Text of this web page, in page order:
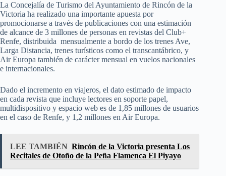
La Concejalía de Turismo del Ayuntamiento de Rincón de la
Victoria ha realizado una importante apuesta por
promocionarse a través de publicaciones con una estimación
de alcance de 3 millones de personas en revistas del Club+
Renfe, distribuida mensualmente a bordo de los trenes Ave,
Larga Distancia, trenes turísticos como el transcantábrico, y
Air Europa también de carácter mensual en vuelos nacionales
e internacionales.
Dado el incremento en viajeros, el dato estimado de impacto
en cada revista que incluye lectores en soporte papel,
multidispositivo y espacio web es de 1,85 millones de usuarios
en el caso de Renfe, y 1,2 millones en Air Europa.
LEE TAMBIÉN Rincón de la Victoria presenta Los
Recitales de Otoño de la Peña Flamenca El Piyayo